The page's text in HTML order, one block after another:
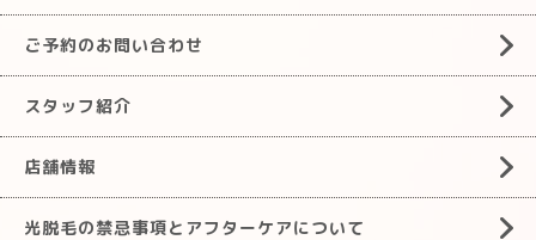
ご予約のお問い合わせ
スタッフ紹介
店舗情報
光脱毛の禁忌事項とアフターケアについて